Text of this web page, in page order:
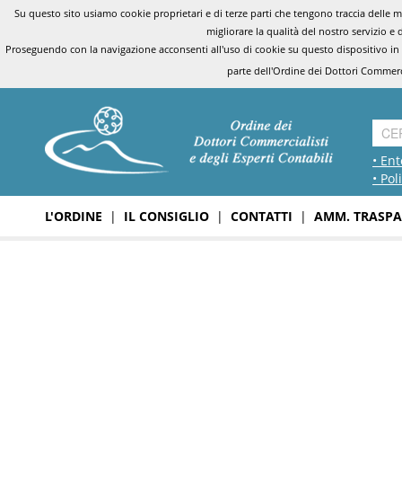
Su questo sito usiamo cookie proprietari e di terze parti che tengono traccia
migliorare la qualità del nostro servizio e
Proseguendo con la navigazione acconsenti all'uso di cookie su questo dispositivo
parte dell'Ordine dei Dottori
•
•
L'ORDINE | IL CONSIGLIO | CONTATTI | AMM.